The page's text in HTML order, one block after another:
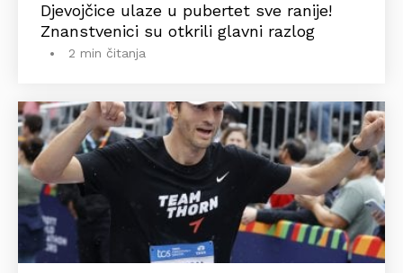
Djevojčice ulaze u pubertet sve ranije!
Znanstvenici su otkrili glavni razlog
2 min čitanja